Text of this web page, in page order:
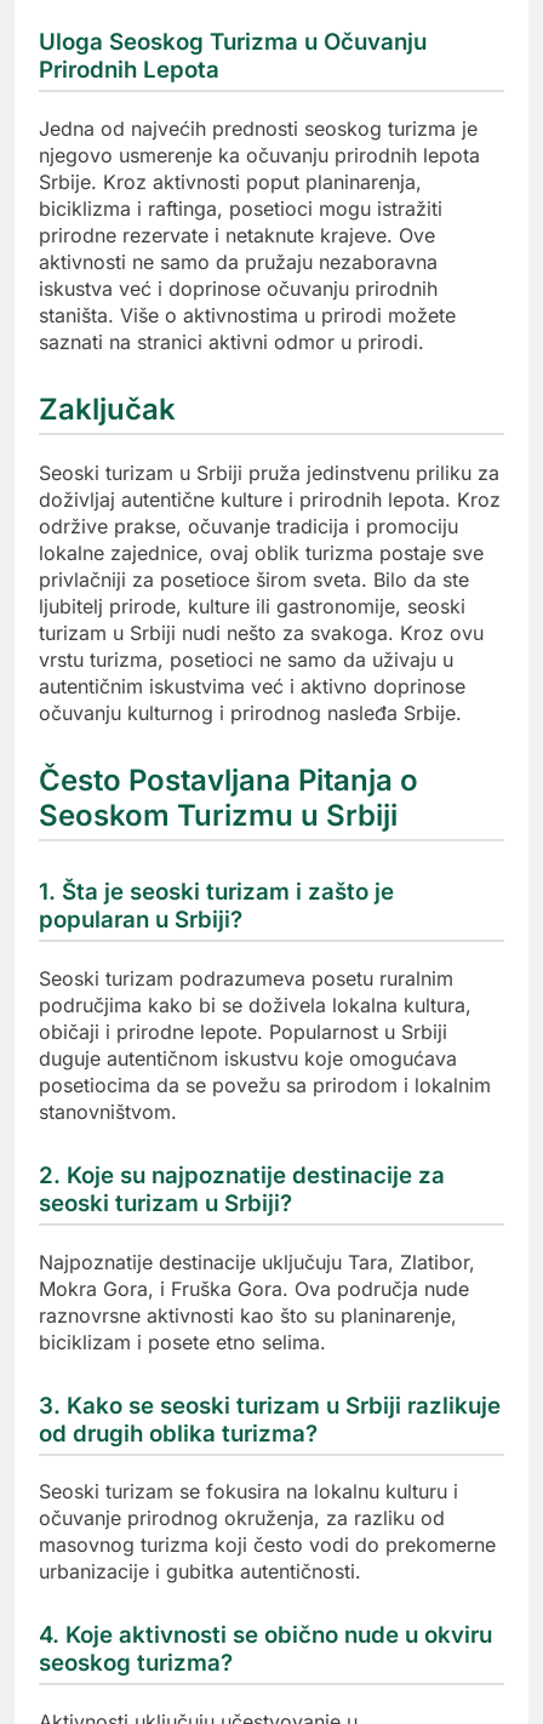
Uloga Seoskog Turizma u Očuvanju
Prirodnih Lepota
Jedna od najvećih prednosti seoskog turizma je
njegovo usmerenje ka očuvanju prirodnih lepota
Srbije. Kroz aktivnosti poput planinarenja,
biciklizma i raftinga, posetioci mogu istražiti
prirodne rezervate i netaknute krajeve. Ove
aktivnosti ne samo da pružaju nezaboravna
iskustva već i doprinose očuvanju prirodnih
staništa. Više o aktivnostima u prirodi možete
saznati na stranici aktivni odmor u prirodi.
Zaključak
Seoski turizam u Srbiji pruža jedinstvenu priliku za
doživljaj autentične kulture i prirodnih lepota. Kroz
održive prakse, očuvanje tradicija i promociju
lokalne zajednice, ovaj oblik turizma postaje sve
privlačniji za posetioce širom sveta. Bilo da ste
ljubitelj prirode, kulture ili gastronomije, seoski
turizam u Srbiji nudi nešto za svakoga. Kroz ovu
vrstu turizma, posetioci ne samo da uživaju u
autentičnim iskustvima već i aktivno doprinose
očuvanju kulturnog i prirodnog nasleđa Srbije.
Često Postavljana Pitanja o
Seoskom Turizmu u Srbiji
1. Šta je seoski turizam i zašto je
popularan u Srbiji?
Seoski turizam podrazumeva posetu ruralnim
područjima kako bi se doživela lokalna kultura,
običaji i prirodne lepote. Popularnost u Srbiji
duguje autentičnom iskustvu koje omogućava
posetiocima da se povežu sa prirodom i lokalnim
stanovništvom.
2. Koje su najpoznatije destinacije za
seoski turizam u Srbiji?
Najpoznatije destinacije uključuju Tara, Zlatibor,
Mokra Gora, i Fruška Gora. Ova područja nude
raznovrsne aktivnosti kao što su planinarenje,
biciklizam i posete etno selima.
3. Kako se seoski turizam u Srbiji razlikuje
od drugih oblika turizma?
Seoski turizam se fokusira na lokalnu kulturu i
očuvanje prirodnog okruženja, za razliku od
masovnog turizma koji često vodi do prekomerne
urbanizacije i gubitka autentičnosti.
4. Koje aktivnosti se obično nude u okviru
seoskog turizma?